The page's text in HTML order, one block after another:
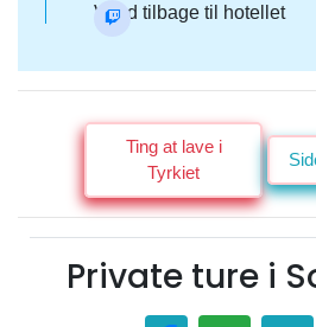
Vend tilbage til hotellet
Ting at lave i
Tyrkiet
Private ture i